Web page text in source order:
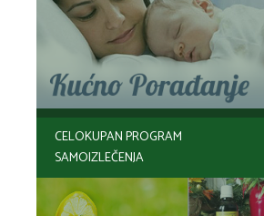
CELOKUPAN PROGRAM
SAMOIZLEČENJA